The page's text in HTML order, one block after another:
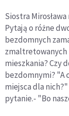
Siostra
Pytają o różne
bezdomnych
zmaltretowanych
mieszkania? Czy
bezdomnymi? "A
miejsca dla
pytanie.- "Bo